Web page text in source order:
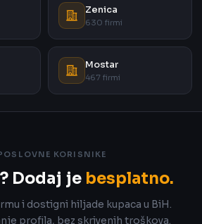
Zenica
630 firmi
Mostar
467 firmi
KORISNIKE
Dodaj je besplatno.
i dostigni hiljade kupaca u BiH.
profila, bez skrivenih troškova.